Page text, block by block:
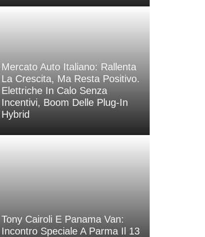
Mercato Auto Italiano: Rallenta
La Crescita, Ma Resta Positivo.
Elettriche In Calo Senza
Incentivi, Boom Delle Plug-In
Hybrid
Tony Cairoli E Panama Van:
Incontro Speciale A Parma Il 13